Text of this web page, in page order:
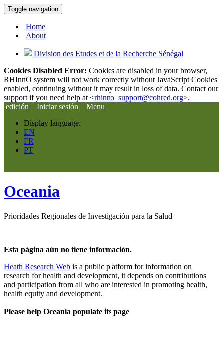
Toggle navigation
Home
About
Division des Etudes et de la Recherche Sénégal
Cookies Disabled Error: Cookies are disabled in your browser,
RHInnO system will not work correctly without JavaScript Cookies
enabled, continuing without it may result in loss of data. Contact our
support if you need help at <rhinno_support@cohred.org>.
edición
Iniciar sesión
Menu
Display language:
EN
FR
PT
Oceania
Prioridades Regionales de Investigación para la Salud
Esta página aún no tiene información.
Heath Research Web is a public platform for information on
research for health and development, it depends on contributions
and participation from all who are interested in promoting health,
health equity and development.
Please help Oceania populate its page